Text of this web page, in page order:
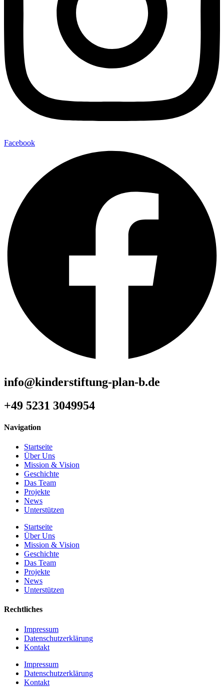
Facebook
info@kinderstiftung-plan-b.de
+49 5231 3049954
Navigation
Startseite
Über Uns
Mission & Vision
Geschichte
Das Team
Projekte
News
Unterstützen
Startseite
Über Uns
Mission & Vision
Geschichte
Das Team
Projekte
News
Unterstützen
Rechtliches
Impressum
Datenschutzerklärung
Kontakt
Impressum
Datenschutzerklärung
Kontakt